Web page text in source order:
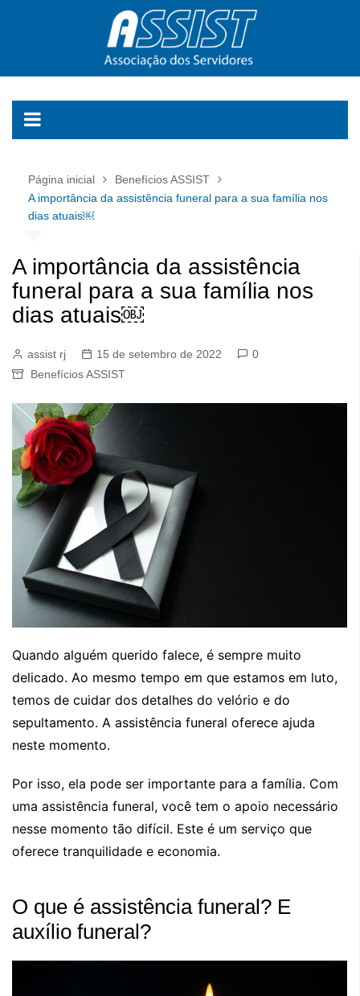
Página inicial
Benefícios ASSIST
A importância da assistência funeral para a sua família nos
dias atuais￼
A importância da assistência
funeral para a sua família nos
dias atuais￼
assist rj 15 de setembro de 2022
0
Benefícios ASSIST
Quando alguém querido falece, é sempre muito
delicado. Ao mesmo tempo em que estamos em luto,
temos de cuidar dos detalhes do velório e do
sepultamento. A assistência funeral oferece ajuda
neste momento.
Por isso, ela pode ser importante para a família. Com
uma assistência funeral, você tem o apoio necessário
nesse momento tão difícil. Este é um serviço que
oferece tranquilidade e economia.
O que é assistência funeral? E
auxílio funeral?